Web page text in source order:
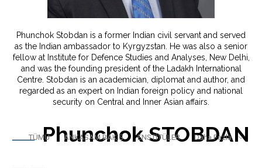
Phunchok Stobdan is a former Indian civil servant and served
as the Indian ambassador to Kyrgyzstan. He was also a senior
fellow at Institute for Defence Studies and Analyses, New Delhi,
and was the founding president of the Ladakh International
Centre. Stobdan is an academician, diplomat and author, and
regarded as an expert on Indian foreign policy and national
security on Central and Inner Asian affairs.
Phunchok STOBDAN
TÜMÜ ANKASAM BAKIŞ ENSTİTÜLER Daha Fazla